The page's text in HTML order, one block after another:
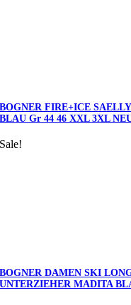
BOGNER FIRE+ICE
BLAU Gr 44 46 XXL 3XL
Sale!
BOGNER DAMEN SKI
UNTERZIEHER MADITA